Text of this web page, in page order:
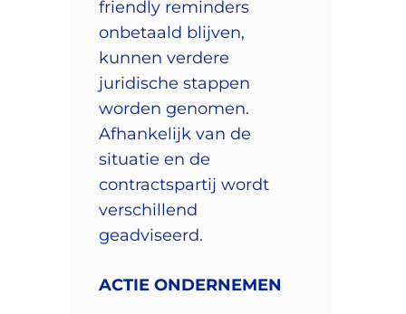
friendly reminders
onbetaald blijven,
kunnen verdere
juridische stappen
worden genomen.
Afhankelijk van de
situatie en de
contractspartij wordt
verschillend
geadviseerd.
ACTIE ONDERNEMEN